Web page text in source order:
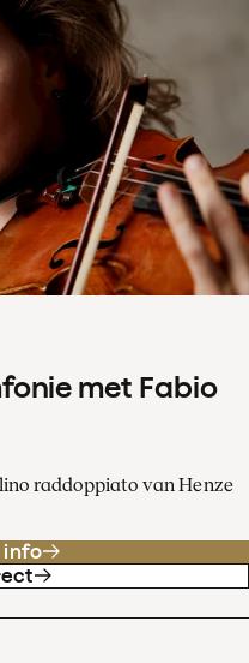
met Fabio
raddoppiato van Henze
info